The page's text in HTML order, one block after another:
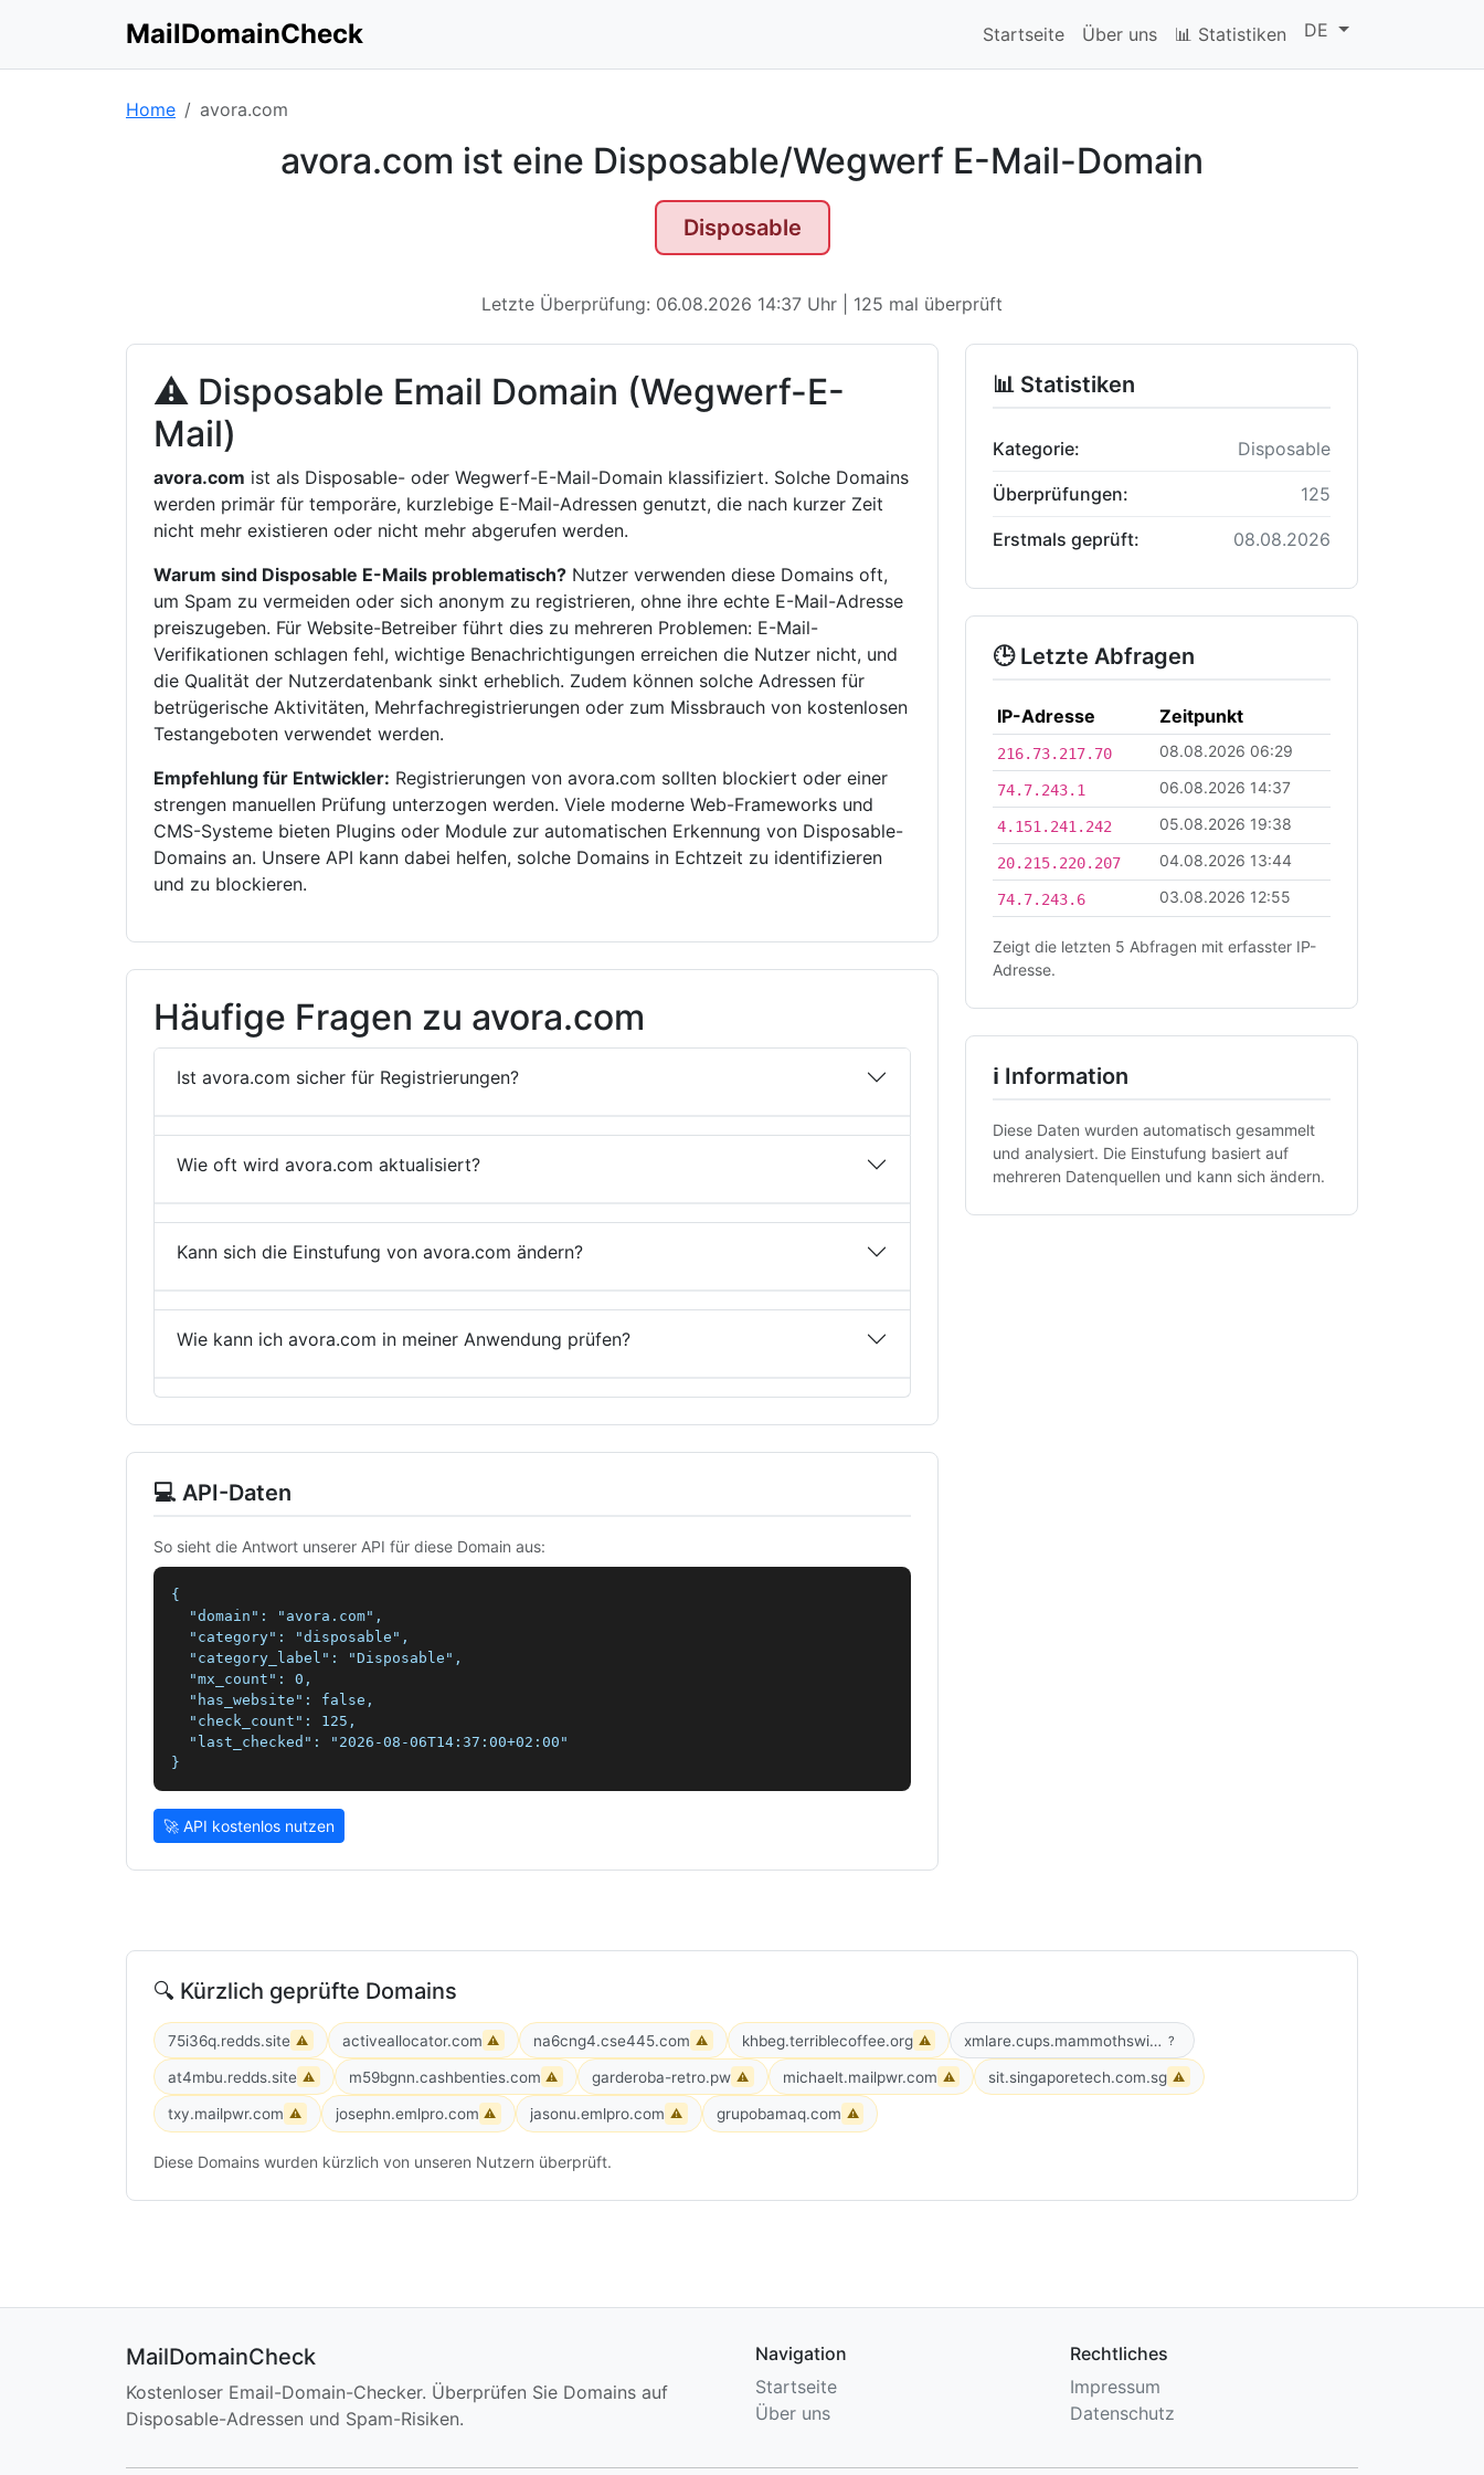
MailDomainCheck Startseite Über uns 📊 Statistiken DE
Home avora.com
avora.com ist eine Disposable/Wegwerf E-Mail-Domain
Disposable
Letzte Überprüfung: 06.08.2026 14:37 Uhr | 125 mal überprüft
⚠ Disposable Email Domain (Wegwerf-E-
Mail)
avora.com ist als Disposable- oder Wegwerf-E-Mail-Domain klassifiziert. Solche Domains
werden primär für temporäre, kurzlebige E-Mail-Adressen genutzt, die nach kurzer Zeit
nicht mehr existieren oder nicht mehr abgerufen werden.
Warum sind Disposable E-Mails problematisch? Nutzer verwenden diese Domains oft,
um Spam zu vermeiden oder sich anonym zu registrieren, ohne ihre echte E-Mail-Adresse
preiszugeben. Für Website-Betreiber führt dies zu mehreren Problemen: E-Mail-
Verifikationen schlagen fehl, wichtige Benachrichtigungen erreichen die Nutzer nicht, und
die Qualität der Nutzerdatenbank sinkt erheblich. Zudem können solche Adressen für
betrügerische Aktivitäten, Mehrfachregistrierungen oder zum Missbrauch von kostenlosen
Testangeboten verwendet werden.
Empfehlung für Entwickler: Registrierungen von avora.com sollten blockiert oder einer
strengen manuellen Prüfung unterzogen werden. Viele moderne Web-Frameworks und
CMS-Systeme bieten Plugins oder Module zur automatischen Erkennung von Disposable-
Domains an. Unsere API kann dabei helfen, solche Domains in Echtzeit zu identifizieren
und zu blockieren.
Häufige Fragen zu avora.com
Ist avora.com sicher für Registrierungen?
Wie oft wird avora.com aktualisiert?
Kann sich die Einstufung von avora.com ändern?
Wie kann ich avora.com in meiner Anwendung prüfen?
💻 API-Daten
So sieht die Antwort unserer API für diese Domain aus:
{
  "domain": "avora.com",
  "category": "disposable",
  "category_label": "Disposable",
  "mx_count": 0,
  "has_website": false,
  "check_count": 125,
  "last_checked": "2026-08-06T14:37:00+02:00"
}
🚀 API kostenlos nutzen
📊 Statistiken
Kategorie: Disposable
Überprüfungen: 125
Erstmals geprüft: 08.08.2026
🕒 Letzte Abfragen
IP-Adresse Zeitpunkt
216.73.217.70 08.08.2026 06:29
74.7.243.1 06.08.2026 14:37
4.151.241.242 05.08.2026 19:38
20.215.220.207 04.08.2026 13:44
74.7.243.6 03.08.2026 12:55
Zeigt die letzten 5 Abfragen mit erfasster IP-
Adresse.
ℹ Information
Diese Daten wurden automatisch gesammelt
und analysiert. Die Einstufung basiert auf
mehreren Datenquellen und kann sich ändern.
🔍 Kürzlich geprüfte Domains
75i36q.redds.site ⚠ activeallocator.com ⚠ na6cng4.cse445.com ⚠ khbeg.terriblecoffee.org ⚠ xmlare.cups.mammothswipe.com ?
at4mbu.redds.site ⚠ m59bgnn.cashbenties.com ⚠ garderoba-retro.pw ⚠ michaelt.mailpwr.com ⚠ sit.singaporetech.com.sg ⚠
txy.mailpwr.com ⚠ josephn.emlpro.com ⚠ jasonu.emlpro.com ⚠ grupobamaq.com ⚠
Diese Domains wurden kürzlich von unseren Nutzern überprüft.
MailDomainCheck
Kostenloser Email-Domain-Checker. Überprüfen Sie Domains auf
Disposable-Adressen und Spam-Risiken.
Navigation
Startseite
Über uns
Rechtliches
Impressum
Datenschutz